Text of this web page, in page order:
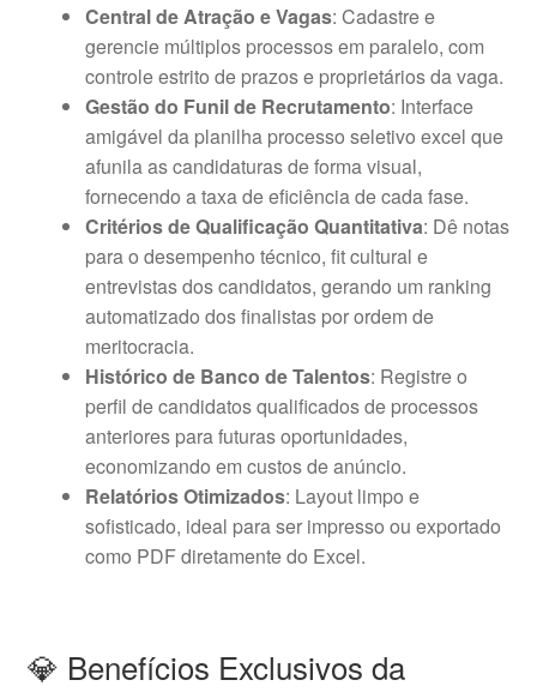
Central de Atração e Vagas: Cadastre e
gerencie múltiplos processos em paralelo, com
controle estrito de prazos e proprietários da vaga.
Gestão do Funil de Recrutamento: Interface
amigável da planilha processo seletivo excel que
afunila as candidaturas de forma visual,
fornecendo a taxa de eficiência de cada fase.
Critérios de Qualificação Quantitativa: Dê notas
para o desempenho técnico, fit cultural e
entrevistas dos candidatos, gerando um ranking
automatizado dos finalistas por ordem de
meritocracia.
Histórico de Banco de Talentos: Registre o
perfil de candidatos qualificados de processos
anteriores para futuras oportunidades,
economizando em custos de anúncio.
Relatórios Otimizados: Layout limpo e
sofisticado, ideal para ser impresso ou exportado
como PDF diretamente do Excel.
💎 Benefícios Exclusivos da